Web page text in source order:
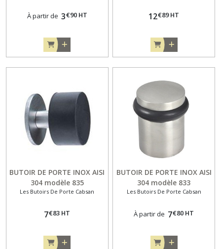
À partir de 3€90 HT 12€89 HT
BUTOIR DE PORTE INOX AISI
304 modèle 835
Les Butoirs De Porte Cabsan
7€83 HT
BUTOIR DE PORTE INOX AISI
304 modèle 833
Les Butoirs De Porte Cabsan
À partir de 7€80 HT